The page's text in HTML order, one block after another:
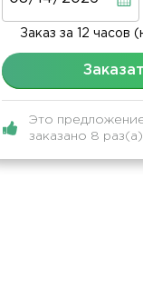
Заказ за 12 часов
Это
заказано 8 раз(а)